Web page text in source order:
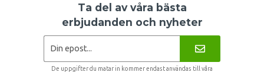
Ta del av våra bästa
erbjudanden och nyheter
De uppgifter du matar in kommer endast användas till våra